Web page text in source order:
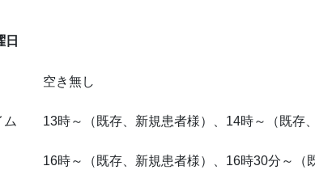
日
空き無し
ム 13時～（既存、新規患者様）、14時～（既存、
～（既存、新規患者様）、16時30分～（既